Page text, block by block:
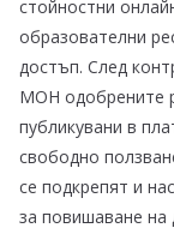
стойностни
образователни
достъп. След
МОН одобрените
публикувани в
свободно
се подкрепят и
за повишаване на